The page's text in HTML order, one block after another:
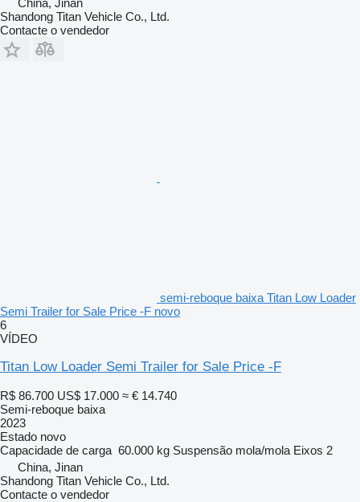
Shandong Titan Vehicle Co., Ltd.
Contacte o vendedor
semi-reboque baixa Titan Low Loader
Semi Trailer for Sale Price -F novo
6
VÍDEO
Titan Low Loader Semi Trailer for Sale Price -F
R$ 86.700 US$ 17.000 ≈ € 14.740
Semi-reboque baixa
2023
Estado novo
Capacidade de carga 60.000 kg Suspensão mola/mola Eixos 2
China, Jinan
Shandong Titan Vehicle Co., Ltd.
Contacte o vendedor